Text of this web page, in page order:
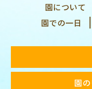
園について
園での一日
園